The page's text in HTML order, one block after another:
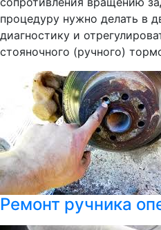
процедуру нужно делать в
диагностику и
стояночного (ручного)
Ремонт ручника